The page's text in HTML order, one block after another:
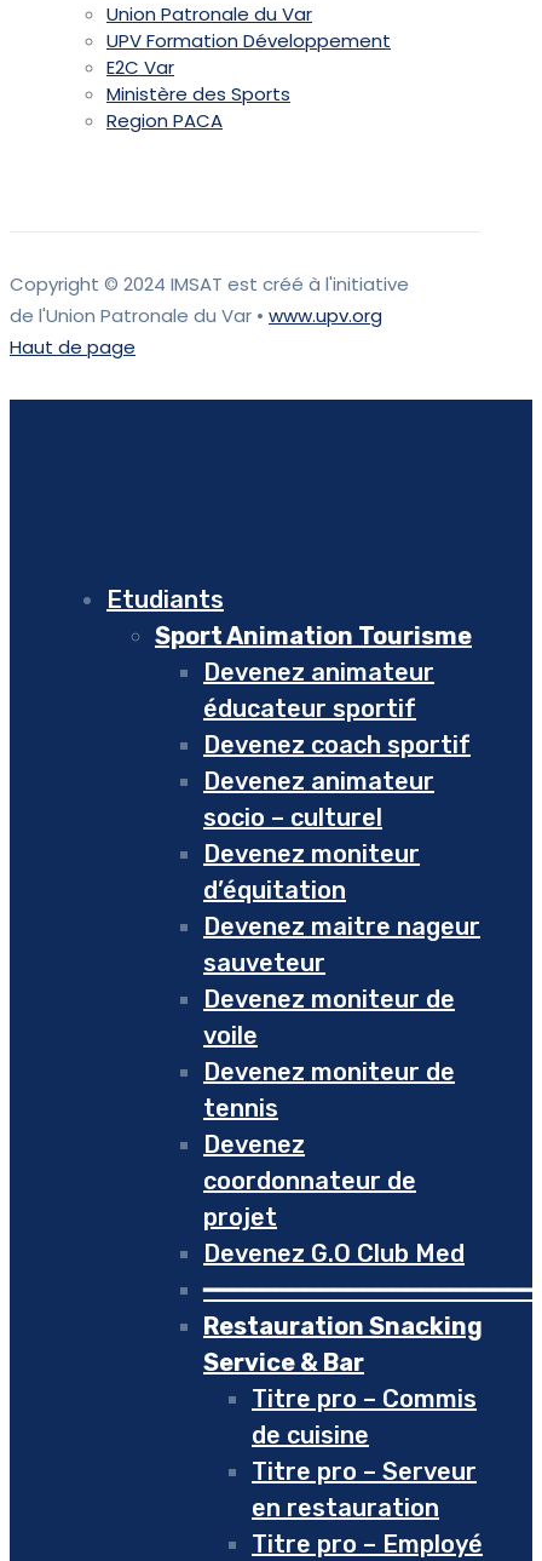
Union Patronale du Var
UPV Formation Développement
E2C Var
Ministère des Sports
Region PACA
Copyright © 2024 IMSAT est créé à l'initiative
de l'Union Patronale du Var • www.upv.org
Haut de page
Etudiants
Sport Animation Tourisme
Devenez animateur
éducateur sportif
Devenez coach sportif
Devenez animateur
socio – culturel
Devenez moniteur
d’équitation
Devenez maitre nageur
sauveteur
Devenez moniteur de
voile
Devenez moniteur de
tennis
Devenez
coordonnateur de
projet
Devenez G.O Club Med
Restauration Snacking
Service & Bar
Titre pro – Commis
de cuisine
Titre pro – Serveur
en restauration
Titre pro – Employé